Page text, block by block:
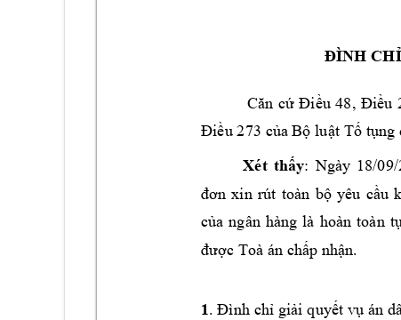
ĐÌNH
Căn cứ Điều 48, Điều
Điều 273 của Bộ luật Tố tụng
Xét thấy: Ngày 18/09/
đơn xin rút toàn bộ yêu cầu
của ngân hàng là hoàn toàn
được Toà án chấp nhận.
1. Đình chỉ giải quyết vụ án